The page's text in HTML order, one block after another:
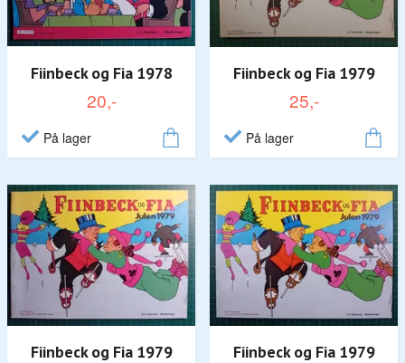
Fiinbeck og Fia 1978
20,-
På lager
Fiinbeck og Fia 1979
25,-
På lager
Fiinbeck og Fia 1979 Fiinbeck og Fia 1979